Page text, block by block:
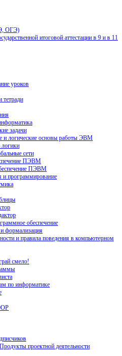
ОГЭ)
итоговой аттестации в 9 и в 11
уроков
тетради
задачи
и логические основы работы ЭВМ
сети
ПЭВМ
ПЭВМ
и программирование
обеспечение
формализация
и правила поведения в компьютерном
смело!
по информатике
проектной деятельности